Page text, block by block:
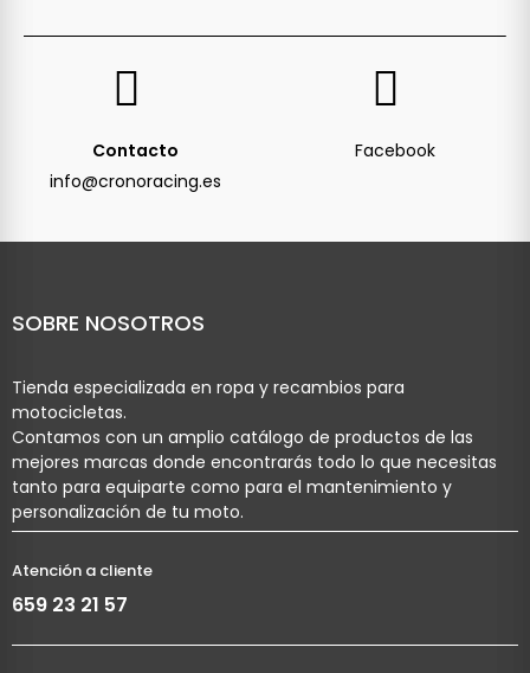
Contacto
info@cronoracing.es
Facebook
SOBRE NOSOTROS
Tienda especializada en ropa y recambios para
motocicletas.
Contamos con un amplio catálogo de productos de las
mejores marcas donde encontrarás todo lo que necesitas
tanto para equiparte como para el mantenimiento y
personalización de tu moto.
Atención a cliente
659 23 21 57